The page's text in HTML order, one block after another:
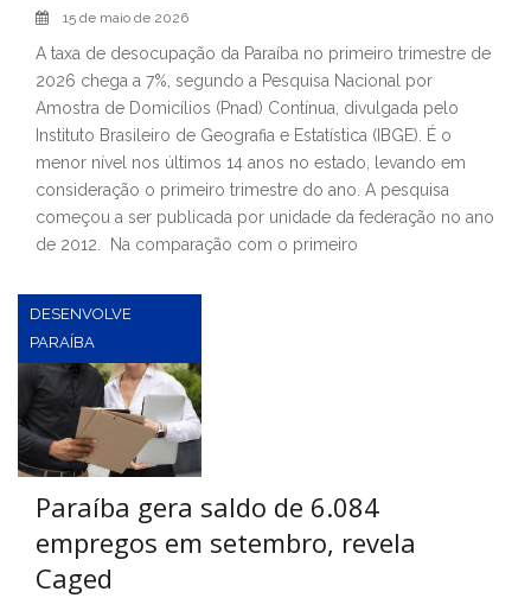
15 de maio de 2026
A taxa de desocupação da Paraíba no primeiro trimestre de
2026 chega a 7%, segundo a Pesquisa Nacional por
Amostra de Domicílios (Pnad) Contínua, divulgada pelo
Instituto Brasileiro de Geografia e Estatística (IBGE). É o
menor nível nos últimos 14 anos no estado, levando em
consideração o primeiro trimestre do ano. A pesquisa
começou a ser publicada por unidade da federação no ano
de 2012. Na comparação com o primeiro
DESENVOLVE
PARAÍBA
Paraíba gera saldo de 6.084
empregos em setembro, revela
Caged